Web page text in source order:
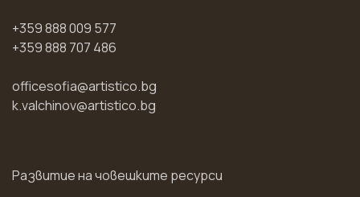
+359 888 009 577
+359 888 707 486
officesofia@artistico.bg
k.valchinov@artistico.bg
Развитие на човешките ресурси